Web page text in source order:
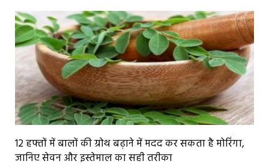
12 हफ्तों में बालों की ग्रोथ बढ़ाने में मदद कर सकता है मोरिंगा,
जानिए सेवन और इस्तेमाल का सही तरीका